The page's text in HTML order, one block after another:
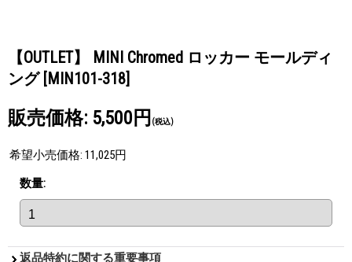
【OUTLET】 MINI Chromed ロッカー モールディ
ング [MIN101-318]
販売価格: 5,500円 (税込)
希望小売価格: 11,025円
数量:
返品特約に関する重要事項